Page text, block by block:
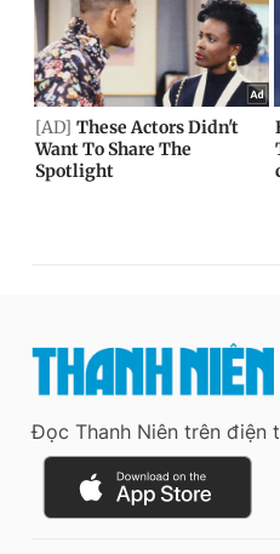
Đọc Thanh Niên trên điện